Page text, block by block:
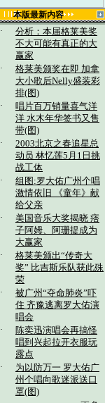
本版最新内容
·
分析：本届格莱美奖
不大可能有真正的大
赢家
·
格莱美颁奖在即 加拿
大小歌后Nelly盛装彩
排(图)
·
唱片百万销量喜气洋
洋 水木年华签书又售
带(图)
·
2003北京之春追星总
动员 林忆莲5月1日挑
战工体
·
组图:罗大佑广州个唱
激情依旧 《童年》献
给父亲
·
美国音乐大奖揭晓 痞
子阿姆、阿珊提成为
大赢家
·
格莱美颁出“传奇大
奖” 比吉斯乐队获此殊
荣
·
被广州“夺命肺炎”吓
住 齐豫逃离罗大佑演
唱会
·
陈奕迅演唱会再搞怪
唱到兴起拉开衣服玩
露点
·
为以防万一 罗大佑广
州个唱向歌迷派送口
罩(图)